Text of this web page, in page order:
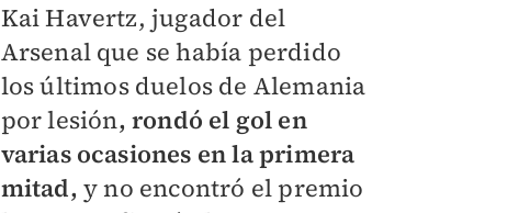
Kai Havertz, jugador del
Arsenal que se había perdido
los últimos duelos de Alemania
por lesión, rondó el gol en
varias ocasiones en la primera
mitad, y no encontró el premio